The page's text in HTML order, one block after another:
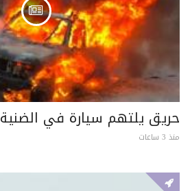
حريق يلتهم سيارة في الضنية
منذ 3 ساعات